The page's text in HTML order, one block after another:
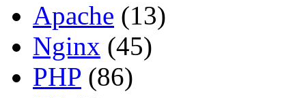
Apache (13)
Nginx (45)
PHP (86)